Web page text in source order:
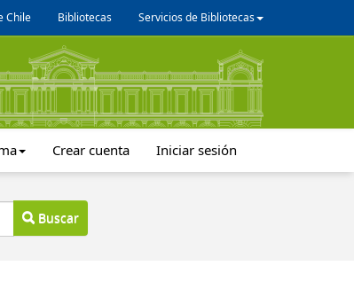
Chile Bibliotecas Servicios de Bibliotecas
Crear cuenta Iniciar sesión
Buscar